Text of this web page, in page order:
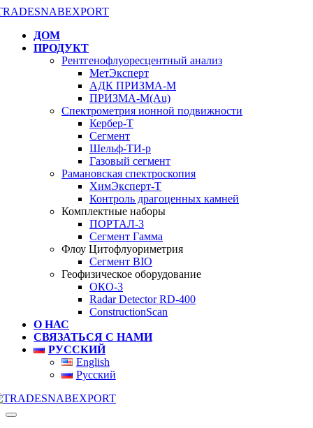
ДОМ
ПРОДУКТ
Рентгенофлуоресцентный анализ
МетЭксперт
АДК ПРИЗМА-М
ПРИЗМА-М(Au)
Спектрометрия ионной подвижности
Кербер-Т
Сегмент
Шельф-ТИ-р
Газовый сегмент
Рамановская спектроскопия
ХимЭксперт-Т
Контроль драгоценных камней
Комплектные наборы
ПОРТАЛ-3
Сегмент Гамма
Флоу Цитофлуориметрия
Сегмент BIO
Геофизическое оборудование
ОКО-3
Radar Detector RD-400
ConstructionScan
О НАС
СВЯЗАТЬСЯ С НАМИ
РУССКИЙ
English
Русский